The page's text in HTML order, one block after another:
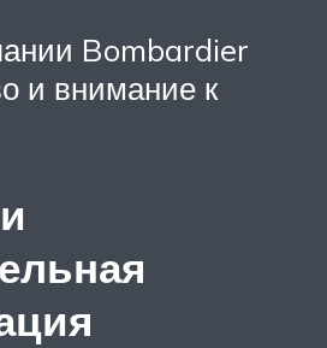
Bombardier
и внимание к